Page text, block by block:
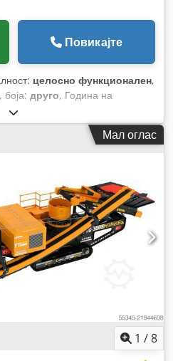
Повикајте
целосно функционален,
, боја: друго, Година на
Мал оглас
1 /8